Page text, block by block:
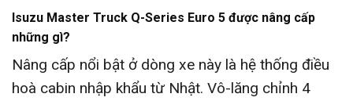
Isuzu Master Truck Q-Series Euro 5 được nâng cấp
những gì?
Nâng cấp nổi bật ở dòng xe này là hệ thống điều
hoà cabin nhập khẩu từ Nhật. Vô-lăng chỉnh 4